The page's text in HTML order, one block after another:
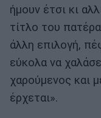
ήμουν έτσι κι
τίτλο του
άλλη επιλογή,
εύκολα να
χαρούμενος και
έρχεται».